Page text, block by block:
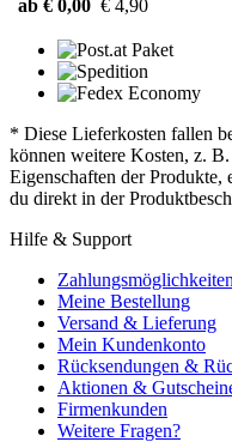
ab € 0,00 € 4,90
* Diese Lieferkosten fallen
können weitere Kosten, z.
Eigenschaften der Produkte,
du direkt in der
Hilfe & Support
Zahlungsmöglichkeiten
Meine Bestellung
Versand & Lieferung
Mein Kundenkonto
Rücksendungen &
Aktionen &
Firmenkunden
Weitere Fragen?